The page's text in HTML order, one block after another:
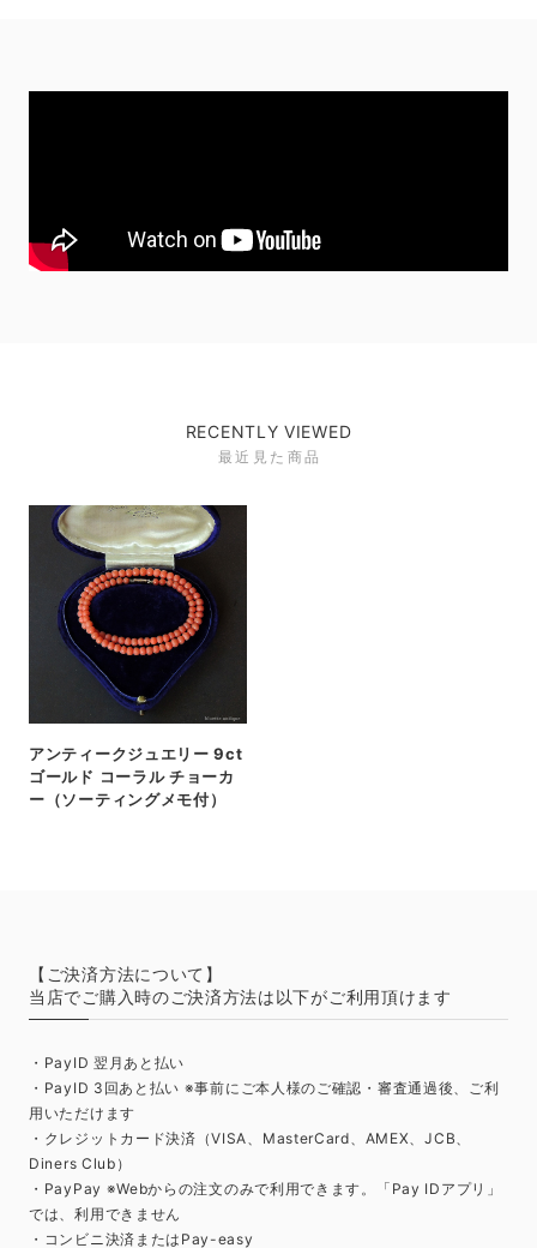
RECENTLY VIEWED
最近見た商品
アンティークジュエリー 9ct
ゴールド コーラル チョーカ
ー（ソーティングメモ付）
【ご決済方法について】
当店でご購入時のご決済方法は以下がご利用頂けます
・PayID 翌月あと払い
・PayID 3回あと払い ※事前にご本人様のご確認・審査通過後、ご利
用いただけます
・クレジットカード決済（VISA、MasterCard、AMEX、JCB、
Diners Club）
・PayPay ※Webからの注文のみで利用できます。「Pay IDアプリ」
では、利用できません
・コンビニ決済またはPay-easy